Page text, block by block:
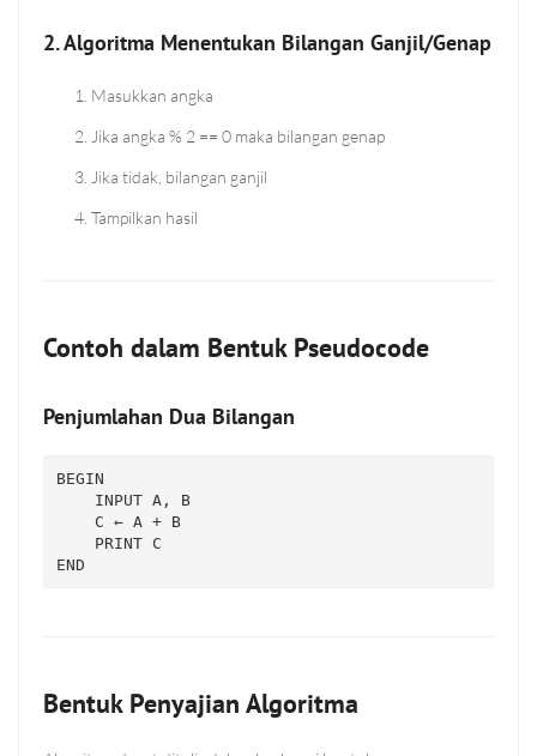
2. Algoritma Menentukan Bilangan Ganjil/Genap
Masukkan angka
Jika angka % 2 == 0 maka bilangan genap
Jika tidak, bilangan ganjil
Tampilkan hasil
Contoh dalam Bentuk Pseudocode
Penjumlahan Dua Bilangan
BEGIN
INPUT A , B
    C ←
A + B
Bentuk Penyajian Algoritma